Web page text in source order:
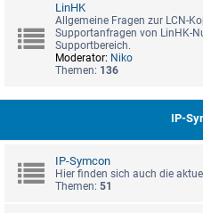
LinHK
Allgemeine Fragen zur LCN-
Supportanfragen von LinHK-
Supportbereich.
Moderator: Niko
Themen: 136
IP-
IP-Symcon
Hier finden sich auch die
Themen: 51